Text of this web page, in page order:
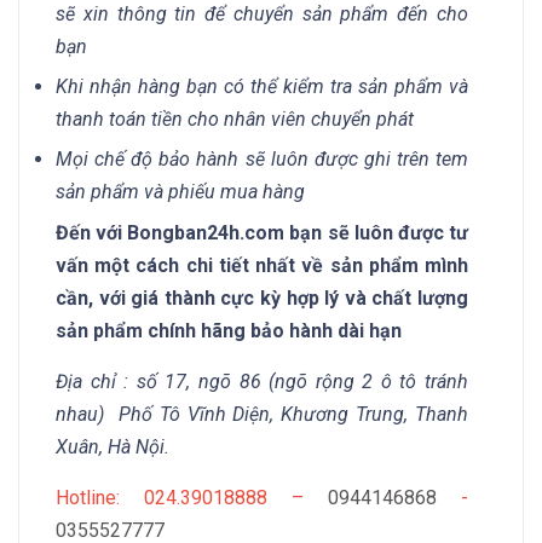
sẽ xin thông tin để chuyển sản phẩm đến cho
bạn
Khi nhận hàng bạn có thể kiểm tra sản phẩm và
thanh toán tiền cho nhân viên chuyển phát
Mọi chế độ bảo hành sẽ luôn được ghi trên tem
sản phẩm và phiếu mua hàng
Đến với Bongban24h.com bạn sẽ luôn được tư
vấn một cách chi tiết nhất về sản phẩm mình
cần, với giá thành cực kỳ hợp lý và chất lượng
sản phẩm chính hãng bảo hành dài hạn
Địa chỉ : số 17, ngõ 86 (ngõ rộng 2 ô tô tránh
nhau) Phố Tô Vĩnh Diện, Khương Trung, Thanh
Xuân, Hà Nội.
Hotline: 024.39018888 – 0944146868 -
0355527777